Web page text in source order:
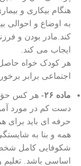
هنگام بیکاری و
به اوضاع و احوالی
کند.مادر بودن و
ایجاب می کند.
هر کودک خواه حاصل
اجتماعی برابر
ماده ۲۶-
هر کس حق
دست کم در مورد
حرفه ای باید برای
همه و بنا به
شکوفایی کامل
اساسی باشد.